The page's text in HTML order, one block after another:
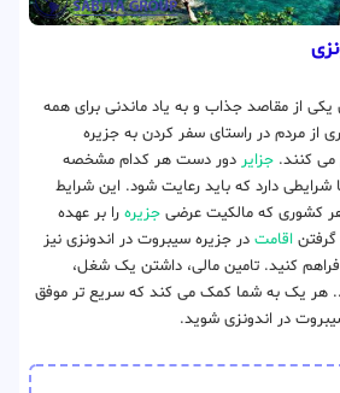
از مقاصد جذاب و به یاد ماندنی برای همه
از مردم در راستای سفر کردن به جزیره
می کنند. جزایر دور دست هر کدام مشخصه
شرایطی دارد که باید رعایت شود. این شرایط
هر کشوری که مالکیت عرضی جزیره را بر عهده
گرفتن اقامت در جزیره سیبروت در اندونزی نیز
کنید. تامین مالی، داشتن یک شغل،
هر یک به شما کمک می کند که سریع تر موفق
در اندونزی شوید.